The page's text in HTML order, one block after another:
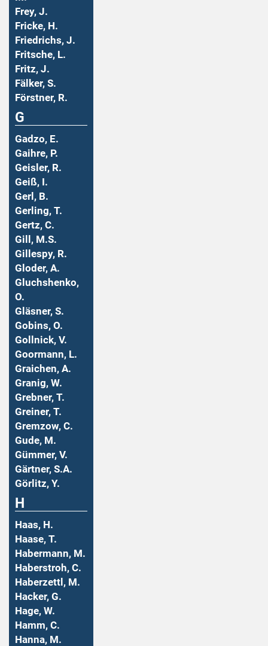
Frey, J.
Fricke, H.
Friedrichs, J.
Fritsche, L.
Fritz, J.
Fälker, S.
Förstner, R.
G
Gadzo, E.
Gaihre, P.
Geisler, R.
Geiß, I.
Gerl, B.
Gerling, T.
Gertz, C.
Gill, M.S.
Gillespy, R.
Gloder, A.
Gluchshenko,
O.
Gläsner, S.
Gobins, O.
Gollnick, V.
Goormann, L.
Graichen, A.
Granig, W.
Grebner, T.
Greiner, T.
Gremzow, C.
Gude, M.
Gümmer, V.
Gärtner, S.A.
Görlitz, Y.
H
Haas, H.
Haase, T.
Habermann, M.
Haberstroh, C.
Haberzettl, M.
Hacker, G.
Hage, W.
Hamm, C.
Hanna, M.